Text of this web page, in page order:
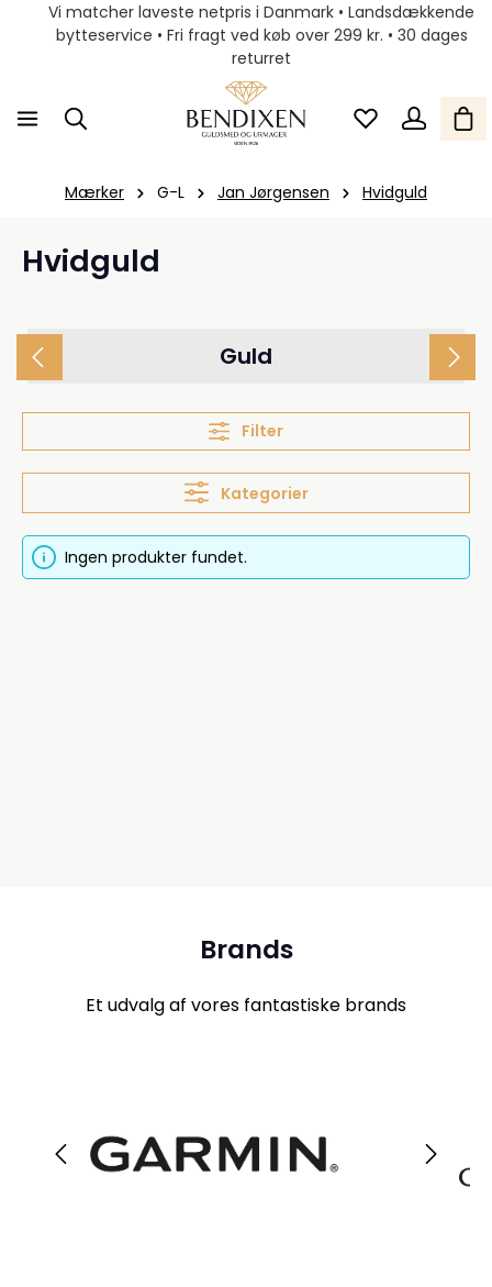
Vi matcher laveste netpris i Danmark • Landsdækkende
bytteservice • Fri fragt ved køb over 299 kr. • 30 dages
returret
Mærker G-L Jan Jørgensen Hvidguld
Hvidguld
Guld
Filter
Kategorier
Ingen produkter fundet.
Brands
Et udvalg af vores fantastiske brands